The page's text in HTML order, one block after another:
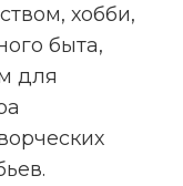
хобби,
быта,
для